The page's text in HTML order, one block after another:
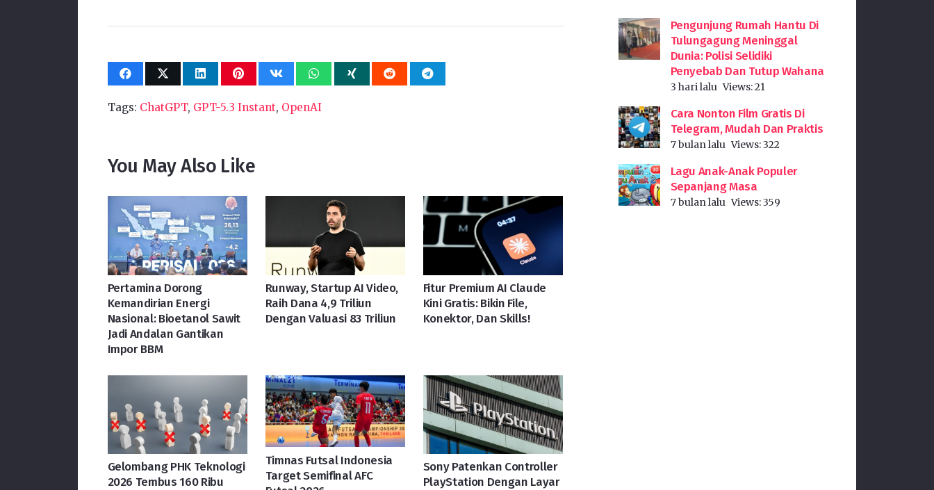
Tags: ChatGPT, GPT-5.3 Instant, OpenAI
You May Also Like
Pertamina Dorong
Kemandirian Energi
Nasional: Bioetanol Sawit
Jadi Andalan Gantikan
Impor BBM
Runway, Startup AI Video,
Raih Dana 4,9 Triliun
Dengan Valuasi 83 Triliun
Fitur Premium AI Claude
Kini Gratis: Bikin File,
Konektor, Dan Skills!
Gelombang PHK Teknologi
2026 Tembus 160 Ribu
Timnas Futsal Indonesia
Target Semifinal AFC
Sony Patenkan Controller
PlayStation Dengan Layar
Pengunjung Rumah Hantu Di
Tulungagung Meninggal
Dunia: Polisi Selidiki
Penyebab Dan Tutup Wahana
3 hari lalu Views:21
Cara Nonton Film Gratis Di
Telegram, Mudah Dan Praktis
7 bulan lalu Views:322
Lagu Anak-Anak Populer
Sepanjang Masa
7 bulan lalu Views:359